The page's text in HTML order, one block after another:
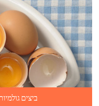
ביצים